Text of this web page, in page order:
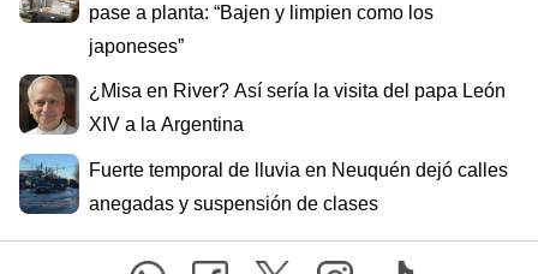
pase a planta: “Bajen y limpien como los
japoneses”
¿Misa en River? Así sería la visita del papa León
XIV a la Argentina
Fuerte temporal de lluvia en Neuquén dejó calles
anegadas y suspensión de clases